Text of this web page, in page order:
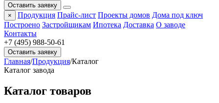
Оставить заявку
×
Продукция Прайс-лист Проекты домов Дома под ключ
Построено Застройщикам Ипотека Доставка О заводе
Контакты
+7 (495) 988-50-61
Оставить заявку
Главная/Продукция/Каталог
Каталог завода
Каталог товаров